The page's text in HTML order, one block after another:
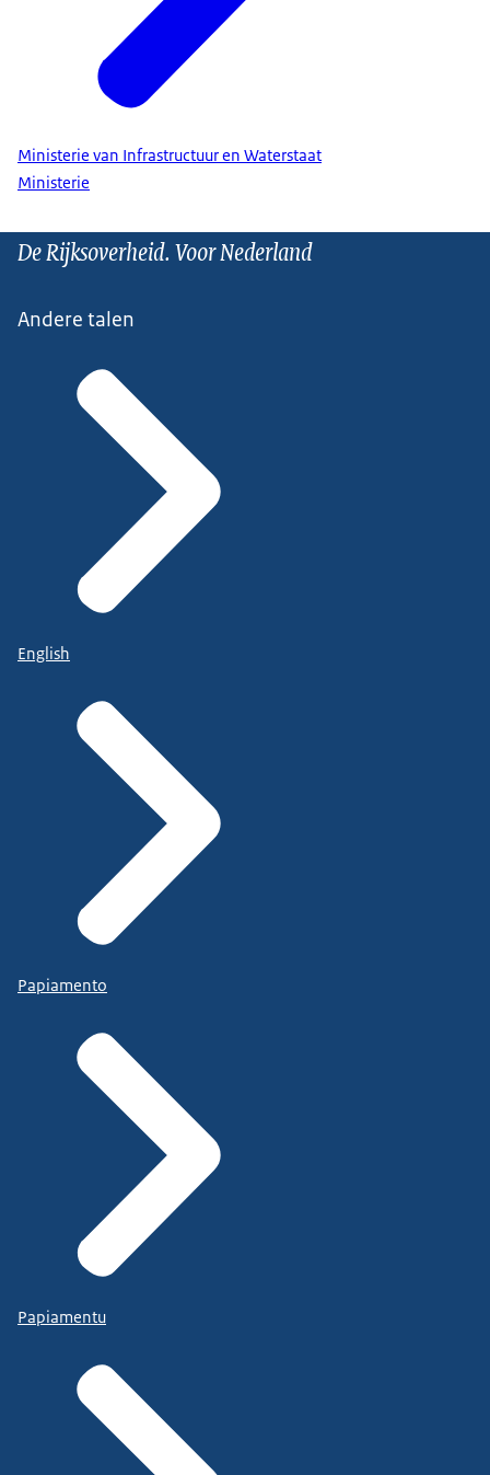
Ministerie van Infrastructuur en Waterstaat
Ministerie
De Rijksoverheid. Voor Nederland
Andere talen
English
Papiamento
Papiamentu